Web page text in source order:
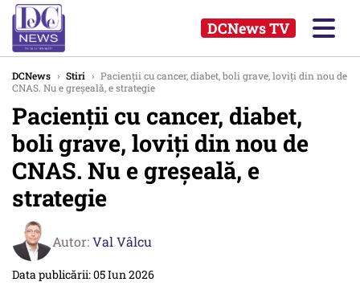
DCNews TV
DCNews › Stiri › Pacienții cu cancer, diabet, boli grave, loviți din nou de
CNAS. Nu e greșeală, e strategie
Pacienții cu cancer, diabet,
boli grave, loviți din nou de
CNAS. Nu e greșeală, e
strategie
Autor:Val Vâlcu
Data publicării: 05 Iun 2026